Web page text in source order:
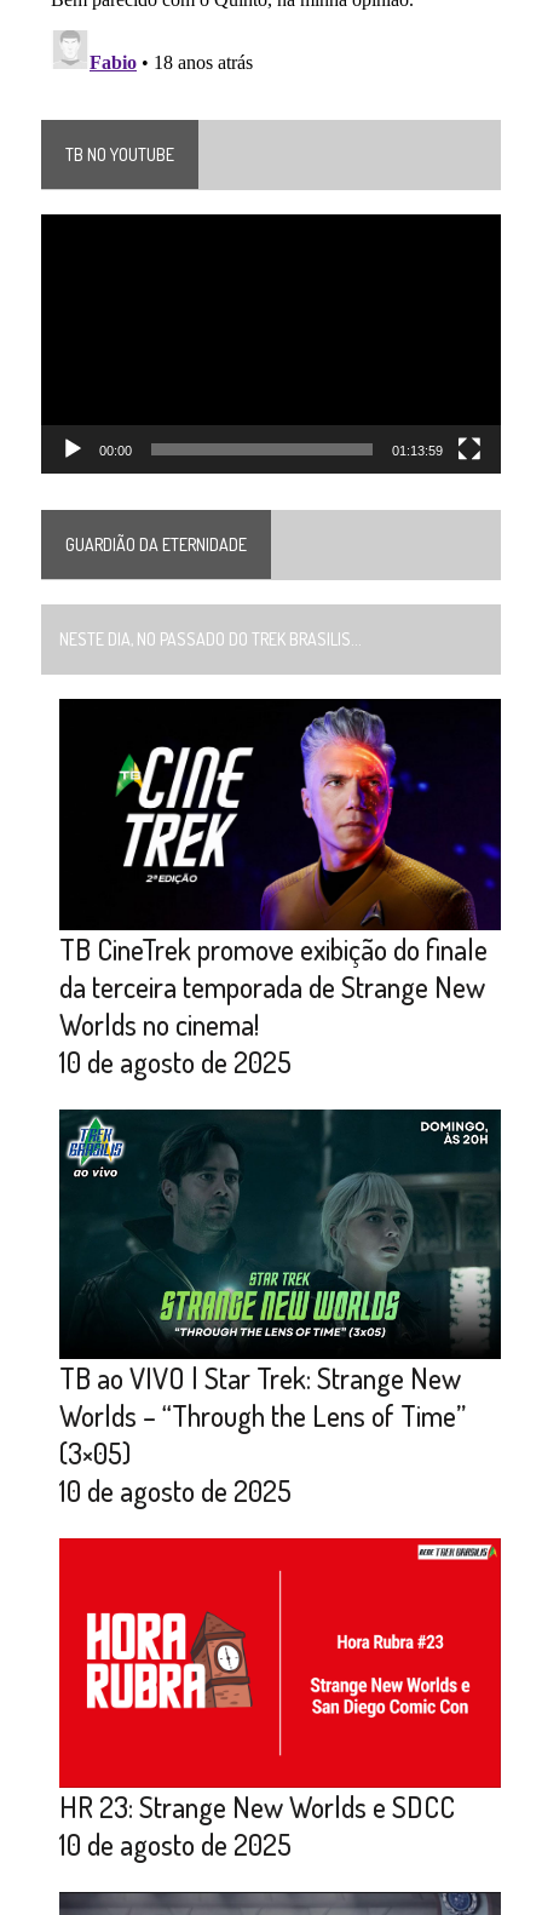
TB NO YOUTUBE
00:00 01:13:59
GUARDIÃO DA ETERNIDADE
NESTE DIA, NO PASSADO DO TREK BRASILIS...
TB CineTrek promove exibição do finale
da terceira temporada de Strange New
Worlds no cinema!
10 de agosto de 2025
TB ao VIVO | Star Trek: Strange New
Worlds – “Through the Lens of Time”
(3×05)
10 de agosto de 2025
HR 23: Strange New Worlds e SDCC
10 de agosto de 2025